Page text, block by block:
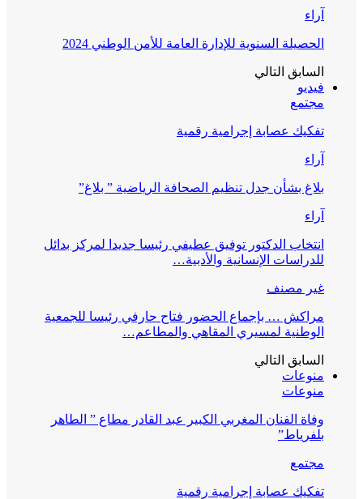
آراء
الحصيلة السنوية للإدارة العامة للأمن الوطني 2024
السابق التالي
فيديو
مجتمع
تفكيك عصابة إجرامية رقمية
آراء
بلاغ بشأن جدل تنظيم الصحافة الرياضية ” بلاغ”
آراء
انتخاب الدكتور توفيق عطيفي رئيسا جديدا لمركز بدائل
للدراسات الإنسانية والأدبية…
غير مصنف
مراكش … بإجماع الحضور فتاح حارفي رئيسا للجمعية
الوطنية لمسيري المقاهي والمطاعم…
السابق التالي
منوعات
منوعات
وفاة الفنان المغربي الكبير عبد القادر مطاع ” الطاهر
بلفرياط”
مجتمع
تفكيك عصابة إجرامية رقمية